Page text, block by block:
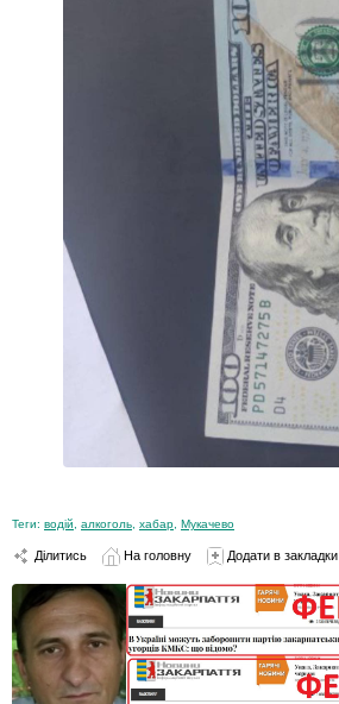
Теги: водій алкоголь хабар Мукачево
Ділитись На головну Додати в закладки